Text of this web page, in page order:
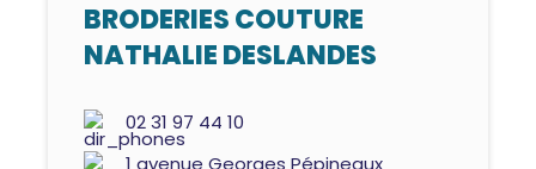
BRODERIES COUTURE
NATHALIE DESLANDES
02 31 97 44 10
1 avenue Georges Pépineaux